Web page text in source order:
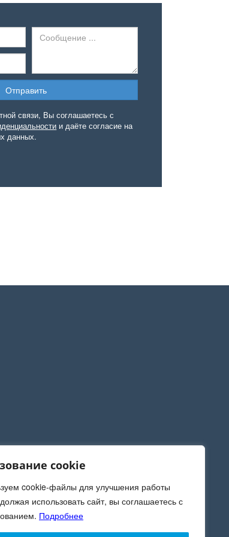
cookie
cookie-файлы для улучшения работы
использовать сайт, вы соглашаетесь с
Подробнее
связи, Вы соглашаетесь с
и даёте согласие на
данных.
Все права защищены
Политика конфиденциальности